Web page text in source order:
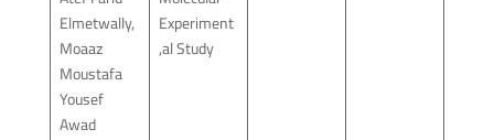
Experiment
al Study,
Elmetwally,
Moaaz
Moustafa
Yousef
Awad